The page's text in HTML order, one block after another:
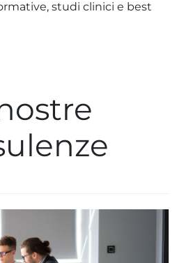
studi clinici e best